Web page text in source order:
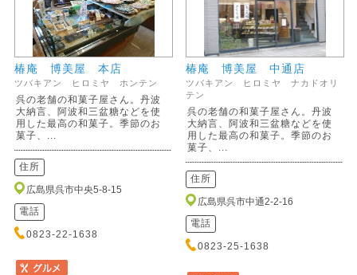
椿庵 博美屋 本店
ツバキアン ヒロミヤ ホンテン
呉の老舗の和菓子屋さん。丹波
大納言、阿波和三盆糖などを使
用した最高の和菓子。季節のお
菓子、...
住所
広島県呉市中央5-8-15
電話
0823-22-1638
椿庵 博美屋 中通店
ツバキアン ヒロミヤ ナカドオリ
テン
呉の老舗の和菓子屋さん。丹波
大納言、阿波和三盆糖などを使
用した最高の和菓子。季節のお
菓子、...
住所
広島県呉市中通2-2-16
電話
0823-25-1638